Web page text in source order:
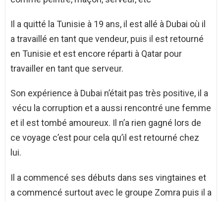
Il a quitté la Tunisie à 19 ans, il est allé à Dubai où il
a travaillé en tant que vendeur, puis il est retourné
en Tunisie et est encore réparti à Qatar pour
travailler en tant que serveur.
Son expérience à Dubai n’était pas très positive, il a
vécu la corruption et a aussi rencontré une femme
et il est tombé amoureux. Il n’a rien gagné lors de
ce voyage c’est pour cela qu’il est retourné chez
lui.
Il a commencé ses débuts dans ses vingtaines et
a commencé surtout avec le groupe Zomra puis il a